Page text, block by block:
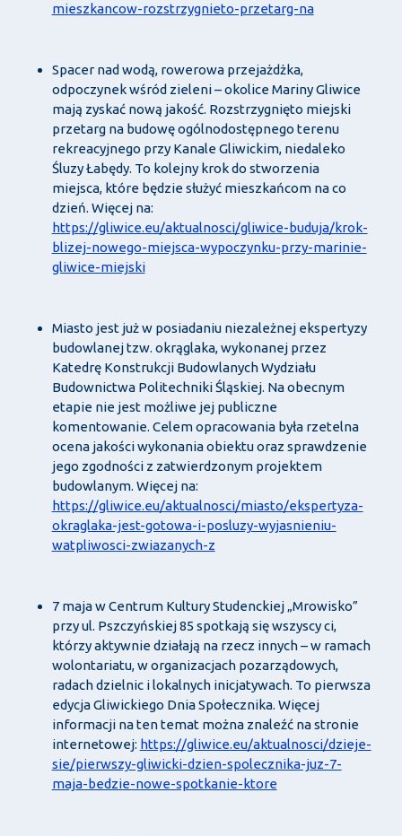
mieszkancow-rozstrzygnieto-przetarg-na
Spacer nad wodą, rowerowa przejażdżka,
odpoczynek wśród zieleni – okolice Mariny Gliwice
mają zyskać nową jakość. Rozstrzygnięto miejski
przetarg na budowę ogólnodostępnego terenu
rekreacyjnego przy Kanale Gliwickim, niedaleko
Śluzy Łabędy. To kolejny krok do stworzenia
miejsca, które będzie służyć mieszkańcom na co
dzień. Więcej na:
https://gliwice.eu/aktualnosci/gliwice-buduja/krok-
blizej-nowego-miejsca-wypoczynku-przy-marinie-
gliwice-miejski
Miasto jest już w posiadaniu niezależnej ekspertyzy
budowlanej tzw. okrąglaka, wykonanej przez
Katedrę Konstrukcji Budowlanych Wydziału
Budownictwa Politechniki Śląskiej. Na obecnym
etapie nie jest możliwe jej publiczne
komentowanie. Celem opracowania była rzetelna
ocena jakości wykonania obiektu oraz sprawdzenie
jego zgodności z zatwierdzonym projektem
budowlanym. Więcej na:
https://gliwice.eu/aktualnosci/miasto/ekspertyza-
okraglaka-jest-gotowa-i-posluzy-wyjasnieniu-
watpliwosci-zwiazanych-z
7 maja w Centrum Kultury Studenckiej „Mrowisko”
przy ul. Pszczyńskiej 85 spotkają się wszyscy ci,
którzy aktywnie działają na rzecz innych – w ramach
wolontariatu, w organizacjach pozarządowych,
radach dzielnic i lokalnych inicjatywach. To pierwsza
edycja Gliwickiego Dnia Społecznika. Więcej
informacji na ten temat można znaleźć na stronie
internetowej: https://gliwice.eu/aktualnosci/dzieje-
sie/pierwszy-gliwicki-dzien-spolecznika-juz-7-
maja-bedzie-nowe-spotkanie-ktore